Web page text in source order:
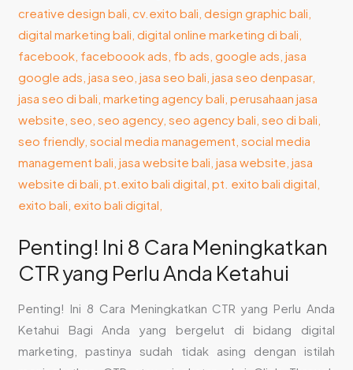
Penting! Ini 8 Cara Meningkatkan
CTR yang Perlu Anda Ketahui
Penting! Ini 8 Cara Meningkatkan CTR yang Perlu Anda
Ketahui Bagi Anda yang bergelut di bidang digital
marketing, pastinya sudah tidak asing dengan istilah
Ini
8
Cara
Meningkatkan
CTR
yang
Perlu
Anda
Ketahui